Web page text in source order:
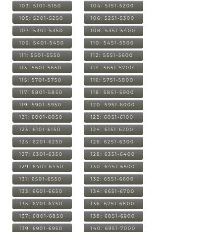
103: 5101-5150 104: 5151-5200
105: 5201-5250 106: 5251-5300
107: 5301-5350 108: 5351-5400
109: 5401-5450 110: 5451-5500
111: 5501-5550 112: 5551-5600
113: 5601-5650 114: 5651-5700
115: 5701-5750 116: 5751-5800
117: 5801-5850 118: 5851-5900
119: 5901-5950 120: 5951-6000
121: 6001-6050 122: 6051-6100
123: 6101-6150 124: 6151-6200
125: 6201-6250 126: 6251-6300
127: 6301-6350 128: 6351-6400
129: 6401-6450 130: 6451-6500
131: 6501-6550 132: 6551-6600
133: 6601-6650 134: 6651-6700
135: 6701-6750 136: 6751-6800
137: 6801-6850 138: 6851-6900
139: 6901-6950 140: 6951-7000